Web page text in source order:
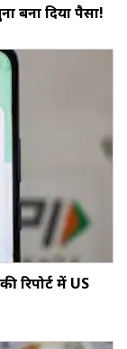
बना दिया पैसा!
रिपोर्ट में US